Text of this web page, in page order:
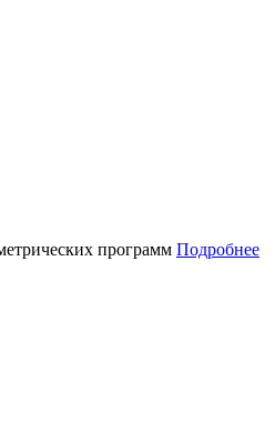
программ Подробнее